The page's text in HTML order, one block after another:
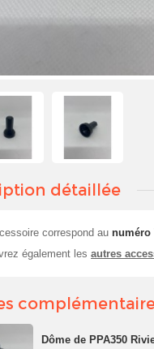
détaillée
correspond au numéro
également les autres
Dôme de PPA350